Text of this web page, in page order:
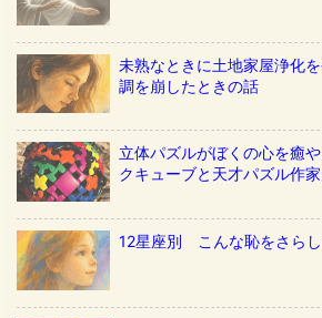
未熟なときに土地家屋浄化
調を崩したときの話
立体パズルがぼくの心を癒
クキューブと天才パズル作
12星座別 こんな恥をさら